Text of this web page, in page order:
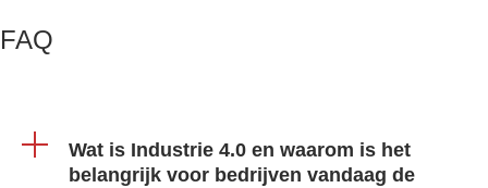
FAQ
Wat is Industrie 4.0 en waarom is het
belangrijk voor bedrijven vandaag de